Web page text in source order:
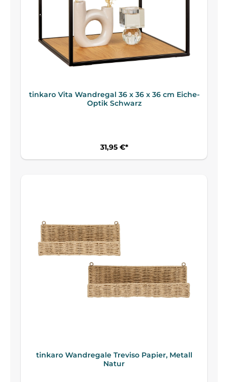
tinkaro Vita Wandregal 36 x 36 x 36 cm Eiche-
Optik Schwarz
31,95 €*
tinkaro Wandregale Treviso Papier, Metall
Natur